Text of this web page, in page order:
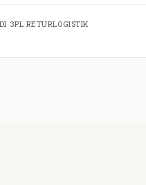
· 3PL·RETURLOGISTIK